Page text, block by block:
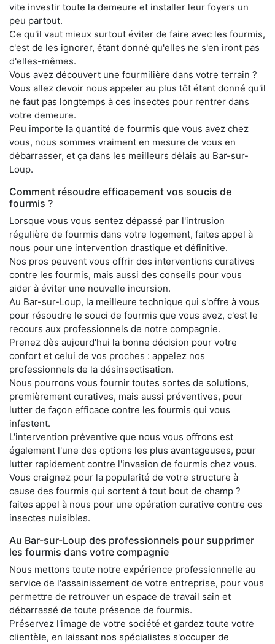
vite investir toute la demeure et installer leur foyers un
peu partout.
Ce qu'il vaut mieux surtout éviter de faire avec les fourmis,
c'est de les ignorer, étant donné qu'elles ne s'en iront pas
d'elles-mêmes.
Vous avez découvert une fourmilière dans votre terrain ?
Vous allez devoir nous appeler au plus tôt étant donné qu'il
ne faut pas longtemps à ces insectes pour rentrer dans
votre demeure.
Peu importe la quantité de fourmis que vous avez chez
vous, nous sommes vraiment en mesure de vous en
débarrasser, et ça dans les meilleurs délais au Bar-sur-
Loup.
Comment résoudre efficacement vos soucis de
fourmis ?
Lorsque vous vous sentez dépassé par l'intrusion
régulière de fourmis dans votre logement, faites appel à
nous pour une intervention drastique et définitive.
Nos pros peuvent vous offrir des interventions curatives
contre les fourmis, mais aussi des conseils pour vous
aider à éviter une nouvelle incursion.
Au Bar-sur-Loup, la meilleure technique qui s'offre à vous
pour résoudre le souci de fourmis que vous avez, c'est le
recours aux professionnels de notre compagnie.
Prenez dès aujourd'hui la bonne décision pour votre
confort et celui de vos proches : appelez nos
professionnels de la désinsectisation.
Nous pourrons vous fournir toutes sortes de solutions,
premièrement curatives, mais aussi préventives, pour
lutter de façon efficace contre les fourmis qui vous
infestent.
L'intervention préventive que nous vous offrons est
également l'une des options les plus avantageuses, pour
lutter rapidement contre l'invasion de fourmis chez vous.
Vous craignez pour la popularité de votre structure à
cause des fourmis qui sortent à tout bout de champ ?
faites appel à nous pour une opération curative contre ces
insectes nuisibles.
Au Bar-sur-Loup des professionnels pour supprimer
les fourmis dans votre compagnie
Nous mettons toute notre expérience professionnelle au
service de l'assainissement de votre entreprise, pour vous
permettre de retrouver un espace de travail sain et
débarrassé de toute présence de fourmis.
Préservez l'image de votre société et gardez toute votre
clientèle, en laissant nos spécialistes s'occuper de